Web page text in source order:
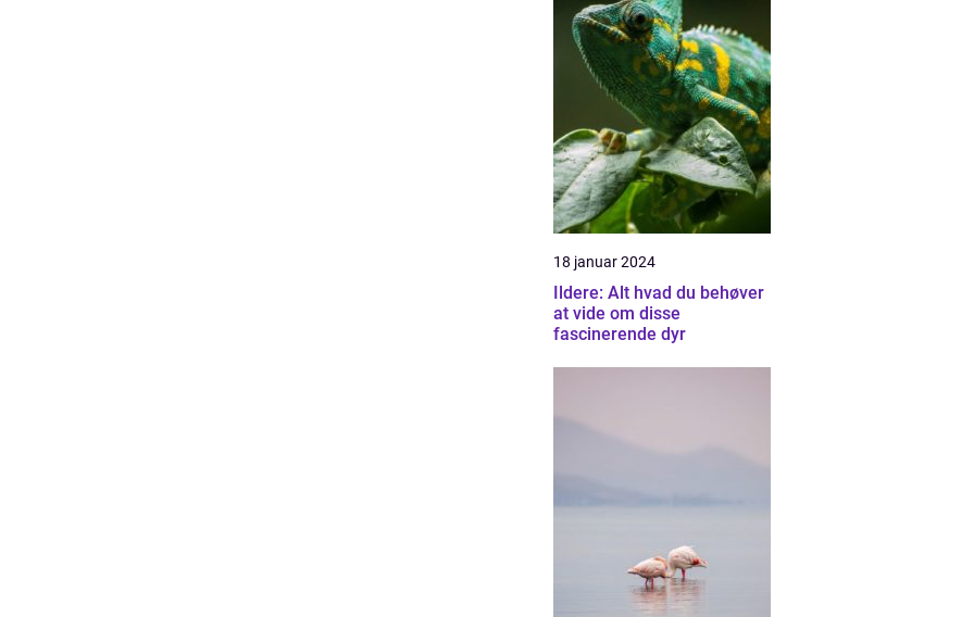
18 januar 2024
Ildere: Alt hvad du behøver
at vide om disse
fascinerende dyr